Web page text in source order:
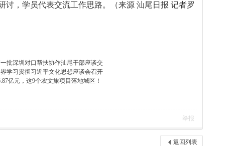
，学员代表交流工作思路。（来源 汕尾日报 记者罗
批深圳对口帮扶协作汕尾干部座谈交
学习贯彻习近平文化思想座谈会召开
亿元，这9个农文旅项目落地城区！
举报
返回列表